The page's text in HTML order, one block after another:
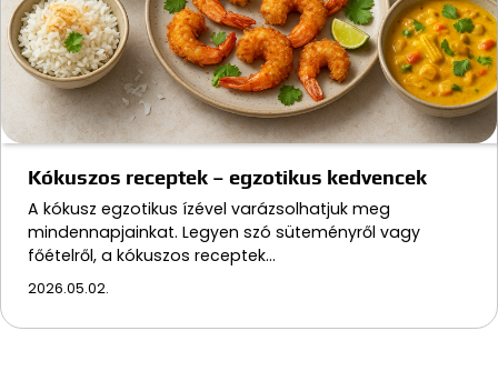
Kókuszos receptek – egzotikus kedvencek
A kókusz egzotikus ízével varázsolhatjuk meg
mindennapjainkat. Legyen szó süteményről vagy
főételről, a kókuszos receptek…
2026.05.02.